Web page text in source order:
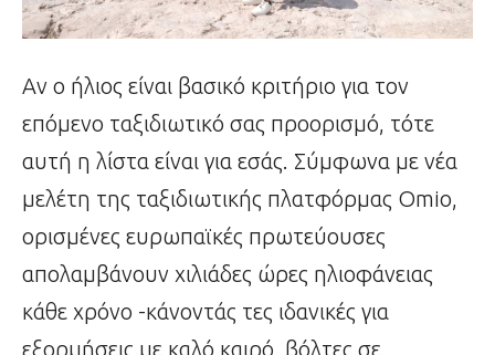
Αν ο ήλιος είναι βασικό κριτήριο για τον
επόμενο ταξιδιωτικό σας προορισμό, τότε
αυτή η λίστα είναι για εσάς. Σύμφωνα με νέα
μελέτη της ταξιδιωτικής πλατφόρμας Omio,
ορισμένες ευρωπαϊκές πρωτεύουσες
απολαμβάνουν χιλιάδες ώρες ηλιοφάνειας
κάθε χρόνο -κάνοντάς τες ιδανικές για
εξορμήσεις με καλό καιρό, βόλτες σε